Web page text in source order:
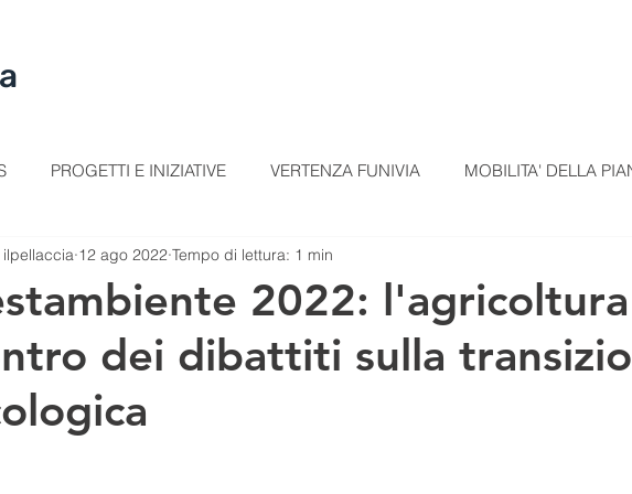
PROGETTI E INIZIATIVE VERTENZA FUNIVIA MOBILITA' DELLA
VIDEOLEZIONI COMUNICATI STAMPA
RICETTE Comunicato Progetto FarmCom provvisori REPORT DI
MONTAGNA
2022:
dei dibattiti sulla
ilpellaccia 12 ago 2022 Tempo di lettura: 1 min